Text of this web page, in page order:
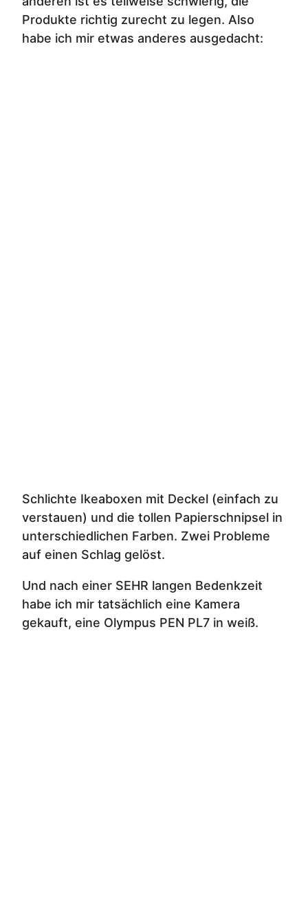
Produkte richtig zurecht zu legen. Also
habe ich mir etwas anderes ausgedacht:
Schlichte Ikeaboxen mit Deckel (einfach zu
verstauen) und die tollen Papierschnipsel in
unterschiedlichen Farben. Zwei Probleme
auf einen Schlag gelöst.
Und nach einer SEHR langen Bedenkzeit
habe ich mir tatsächlich eine Kamera
gekauft, eine Olympus PEN PL7 in weiß.